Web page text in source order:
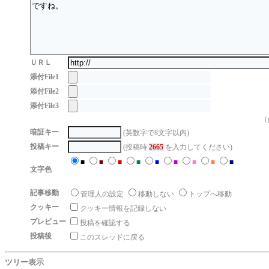
ＵＲＬ
添付File1
添付File2
添付File3
暗証キー
(英数字で8文字以内)
投稿キー
(投稿時 2665 を入力してください)
文字色
■ ■ ■ ■ ■ ■ ■ ■ ■
記事移動 管理人の設定 移動しない
トップへ移動
クッキー
クッキー情報を記録しない
プレビュー
投稿を確認する
投稿後
このスレッドに戻る
ツリー表示